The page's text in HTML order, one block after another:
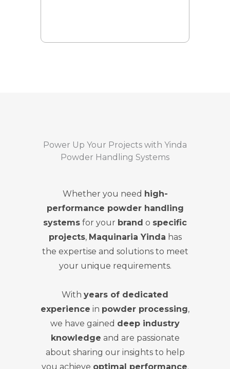
Power Up Your Projects with Yinda
Powder Handling Systems
Whether you need high-
performance powder handling
systems for your brand o specific
projects, Maquinaria Yinda has
the expertise and solutions to meet
your unique requirements.
With years of dedicated
experience in powder processing,
we have gained deep industry
knowledge and are passionate
about sharing our insights to help
you achieve optimal performance.